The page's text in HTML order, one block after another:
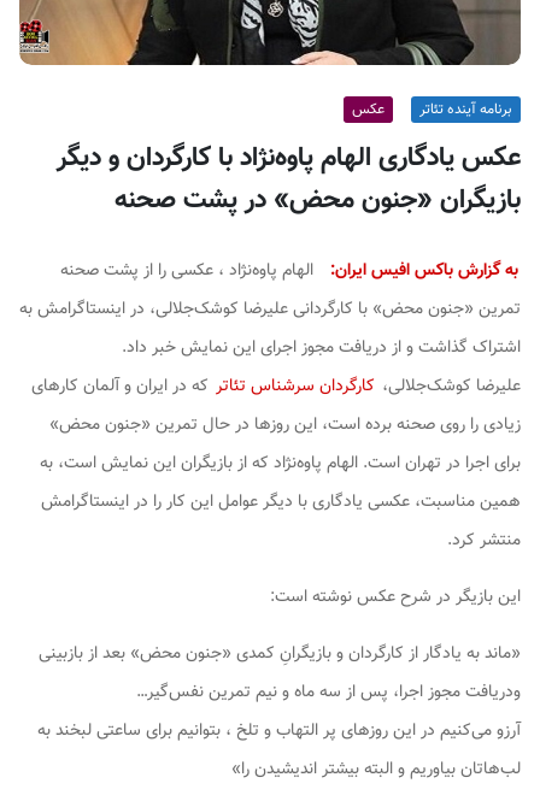
ا
ن
برنامه آینده تئاتر عکس
عکس یادگاری الهام پاوه‌نژاد با کارگردان و دیگر
بازیگران «جنون محض» در پشت صحنه
به گزارش باکس افیس ایران:
الهام پاوه‌نژاد ، عکسی را از پشت صحنه
تمرین «جنون محض» با کارگردانی علیرضا کوشک‌جلالی، در اینستاگرامش به
اشتراک گذاشت و از دریافت مجوز اجرای این نمایش خبر داد.
علیرضا کوشک‌جلالی، کارگردان سرشناس تئاتر که در ایران و آلمان کارهای
زیادی را روی صحنه برده است، این روزها در حال تمرین «جنون محض»
برای اجرا در تهران است. الهام پاوه‌نژاد که از بازیگران این نمایش است، به
همین مناسبت، عکسی یادگاری با دیگر عوامل این کار را در اینستاگرامش
منتشر کرد.
این بازیگر در شرح عکس نوشته است:
«ماند به یادگار از کارگردان و بازیگرانِ کمدی «جنون محض» بعد از بازبینی
ودریافت مجوز اجرا، پس از سه ماه و نیم تمرین نفس‌گیر…
آرزو می‌کنیم در این روزهای پر التهاب و تلخ ، بتوانیم برای ساعتی لبخند به
لب‌هاتان بیاوریم و البته بیشتر اندیشیدن را»